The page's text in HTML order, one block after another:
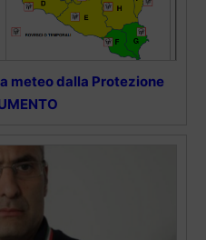
meteo dalla Protezione